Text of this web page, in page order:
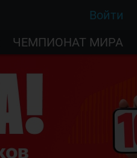
Войти
ЧЕМПИОНАТ МИРА